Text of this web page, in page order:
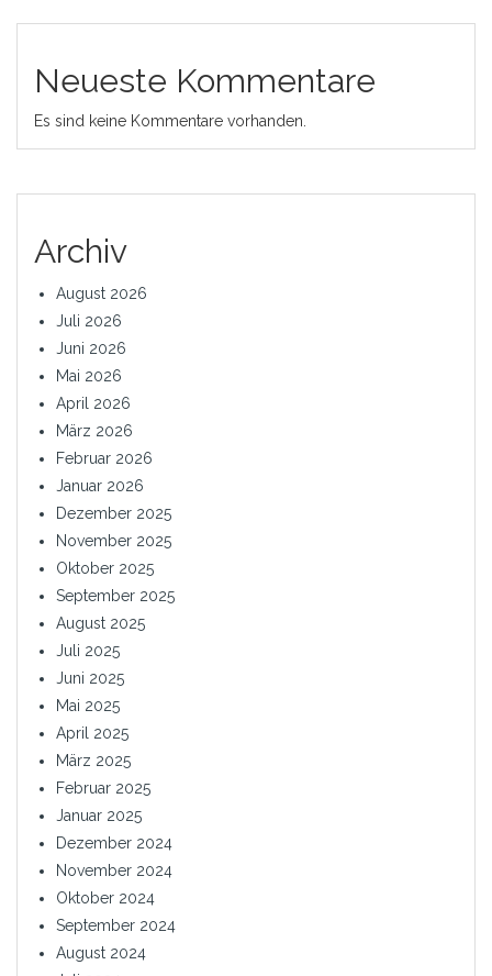
Neueste Kommentare
Es sind keine Kommentare vorhanden.
Archiv
August 2026
Juli 2026
Juni 2026
Mai 2026
April 2026
März 2026
Februar 2026
Januar 2026
Dezember 2025
November 2025
Oktober 2025
September 2025
August 2025
Juli 2025
Juni 2025
Mai 2025
April 2025
März 2025
Februar 2025
Januar 2025
Dezember 2024
November 2024
Oktober 2024
September 2024
August 2024